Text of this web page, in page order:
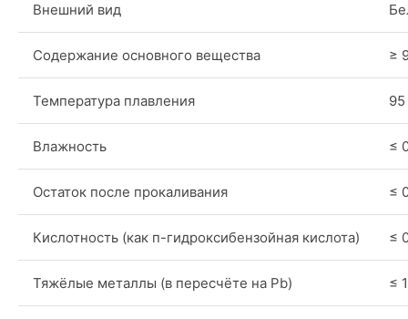
Внешний вид
Содержание основного вещества ≥
Температура плавления 95
Влажность ≤
Остаток после прокаливания ≤
Кислотность (как п-гидроксибензойная кислота) ≤
Тяжёлые металлы (в пересчёте на Pb) ≤